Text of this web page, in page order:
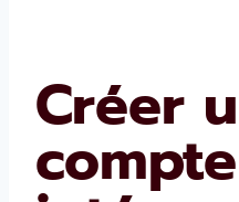
Créer